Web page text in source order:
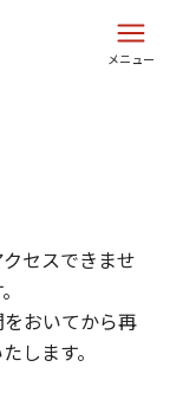
メニュー
セスできませ
おいてから再
します。